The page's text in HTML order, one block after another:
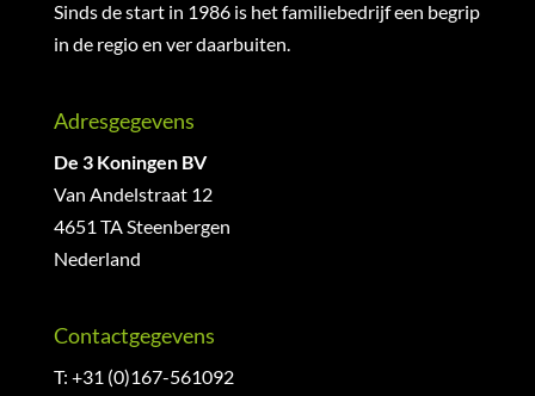
Sinds de start in 1986 is het familiebedrijf een begrip
in de regio en ver daarbuiten.
Adresgegevens
De 3 Koningen BV
Van Andelstraat 12
4651 TA Steenbergen
Nederland
Contactgegevens
T: +31 (0)167-561092